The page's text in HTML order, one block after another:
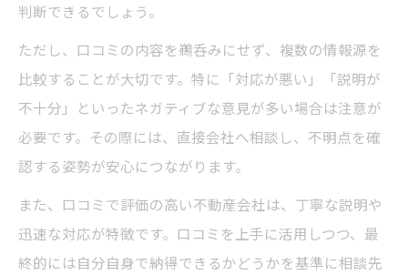
判断できるでしょう。
ただし、口コミの内容を鵜呑みにせず、複数の情報源を
比較することが大切です。特に「対応が悪い」「説明が
不十分」といったネガティブな意見が多い場合は注意が
必要です。その際には、直接会社へ相談し、不明点を確
認する姿勢が安心につながります。
また、口コミで評価の高い不動産会社は、丁寧な説明や
迅速な対応が特徴です。口コミを上手に活用しつつ、最
終的には自分自身で納得できるかどうかを基準に相談先